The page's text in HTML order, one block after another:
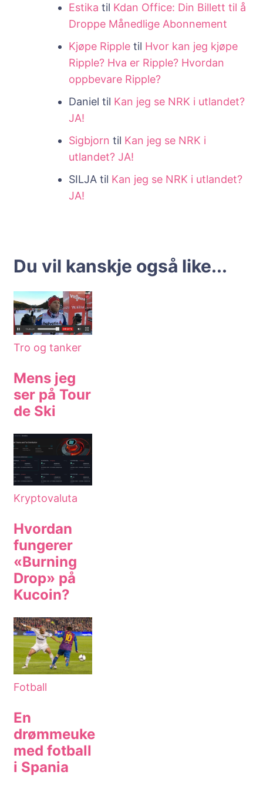
Estika til Kdan Office: Din Billett til å
Droppe Månedlige Abonnement
Kjøpe Ripple til Hvor kan jeg kjøpe
Ripple? Hva er Ripple? Hvordan
oppbevare Ripple?
Daniel til Kan jeg se NRK i utlandet?
JA!
Sigbjorn til Kan jeg se NRK i
utlandet? JA!
SILJA til Kan jeg se NRK i utlandet?
JA!
Du vil kanskje også like...
Tro og tanker
Mens jeg
ser på Tour
de Ski
Kryptovaluta
Hvordan
fungerer
«Burning
Drop» på
Kucoin?
Fotball
En
drømmeuke
med fotball
i Spania